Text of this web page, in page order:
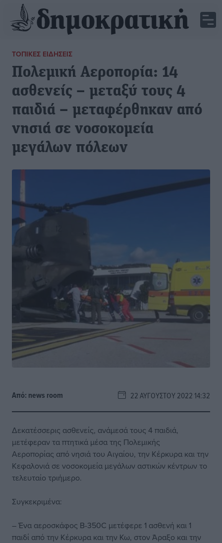
ΤΟΠΙΚΈΣ ΕΙΔΉΣΕΙΣ
Πολεμική Αεροπορία: 14
ασθενείς – μεταξύ τους 4
παιδιά – μεταφέρθηκαν από
νησιά σε νοσοκομεία
μεγάλων πόλεων
Από: news room 22 ΑΥΓΟΎΣΤΟΥ 2022 14:32
Δεκατέσσερις ασθενείς, ανάμεσά τους 4 παιδιά,
μετέφεραν τα πτητικά μέσα της Πολεμικής
Αεροπορίας από νησιά του Αιγαίου, την Κέρκυρα και την
Κεφαλονιά σε νοσοκομεία μεγάλων αστικών κέντρων το
τελευταίο τριήμερο.
Συγκεκριμένα:
– Ένα αεροσκάφος B-350C μετέφερε 1 ασθενή και 1
παιδί από την Κέρκυρα και την Κω, στον Άραξο και την